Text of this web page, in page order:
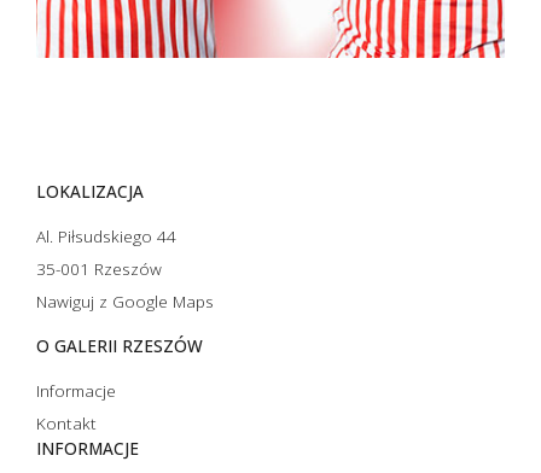
LOKALIZACJA
Al. Piłsudskiego 44
35-001 Rzeszów
Nawiguj z Google Maps
O GALERII RZESZÓW
Informacje
Kontakt
INFORMACJE